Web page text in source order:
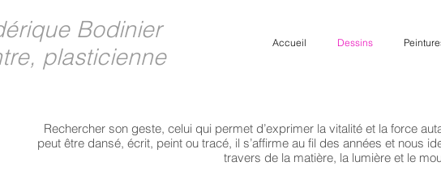
Bodinier
plasticienne
Accueil Dessins
Rechercher son geste, celui qui permet d’exprimer la vitalité et la force
peut être dansé, écrit, peint ou tracé, il s’affirme au fil des années et nous
travers de la matière, la lumière et le